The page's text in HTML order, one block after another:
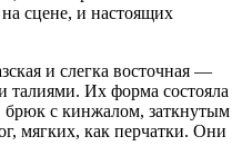
на сцене, и настоящих
и слегка восточная —
талиями. Их форма состояла
с кинжалом, заткнутым
мягких, как перчатки. Они